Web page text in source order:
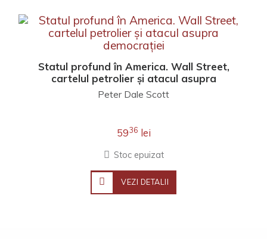
Statul profund în America. Wall Street,
cartelul petrolier și atacul asupra
democrației
Peter Dale Scott
5936 lei
Stoc epuizat
VEZI DETALII